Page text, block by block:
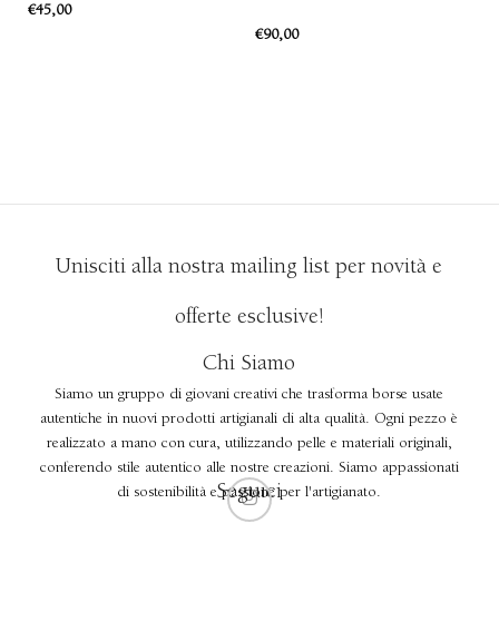
€45,00
€90,00
Unisciti alla nostra mailing list per novità e
offerte esclusive!
Chi Siamo
Siamo un gruppo di giovani creativi che trasforma borse usate
autentiche in nuovi prodotti artigianali di alta qualità. Ogni pezzo è
realizzato a mano con cura, utilizzando pelle e materiali originali,
conferendo stile autentico alle nostre creazioni. Siamo appassionati
di sostenibilità e passione per l'artigianato.
Seguici